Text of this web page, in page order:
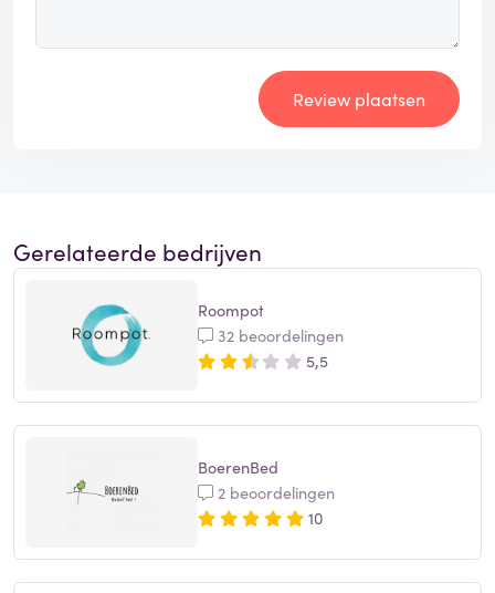
Review plaatsen
Gerelateerde bedrijven
Roompot
32 beoordelingen
5,5
BoerenBed
2 beoordelingen
10